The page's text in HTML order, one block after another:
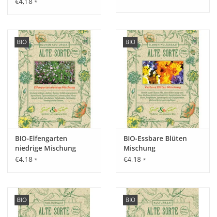
Aussaat:
Keimung:
Zwischen 25 °C und 28 °C konstant (Heizdecke).
Kultur:
Benötigt viel Wasser und Nährstoffe, direkt beim Auspflanzen
eine Rankhilfe zur Verfügung stellen, Höhe bis 180 cm,
Seitentriebe entfernen.
*
BIO
BIO-Elfengarten
niedrige Mischung
€4,18 *
BIO
BIO-Essbare Blüten
Mischung
€4,18 *
BIO BIO